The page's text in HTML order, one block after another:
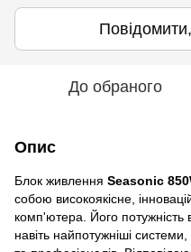
До обраного
Опис
Блок живлення Seasonic
собою високоякісне,
комп'ютера. Його потужність
навіть найпотужніші